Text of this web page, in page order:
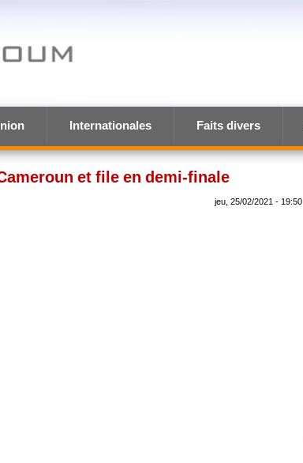
Internationales Faits divers
et file en demi-finale
jeu, 25/02/2021 - 19:50